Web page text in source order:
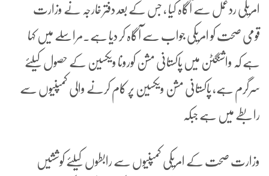
امریکی ردعمل سے آگاہ کیا ، جس کے بعد دفتر خارجہ نے وزارت
قومی صحت کو امریکی جواب سے آگاہ کر دیا ہے۔مراسلے میں کہا
ہے کہ واشنگٹن میں پاکستانی مشن کورونا ویکسین کے حصول کیلئے
سرگرم ہے، پاکستانی مشن ویکسین پر کام کرنے والی کمپنیوں سے
رابطے میں ہے جبکہ
وزارت صحت کے امریکی کمپنیوں سے رابطوں کیلئے کوششیں